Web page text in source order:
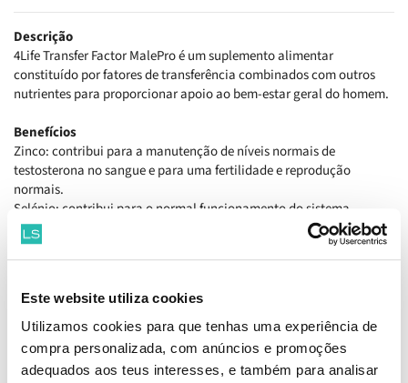
Este website utiliza cookies
Utilizamos cookies para que tenhas uma experiência de
compra personalizada, com anúncios e promoções
adequados aos teus interesses, e também para analisar
Descrição
4Life Transfer Factor MalePro é um suplemento alimentar
constituído por fatores de transferência combinados com outros
nutrientes para proporcionar apoio ao bem-estar geral do homem.
Benefícios
Zinco: contribui para a manutenção de níveis normais de
testosterona no sangue e para uma fertilidade e reprodução
normais.
Selénio: contribui para o normal funcionamento do sistema
imunitário e para a normal espermatogénese.
Fatores de transferência provenientes do colostro bovino e da gema
de ovo de galinha.
Fornece Isoflavonas, extrato de brócolos e antioxidantes.
Como tomar
Tomar 1 cápsula por dia.